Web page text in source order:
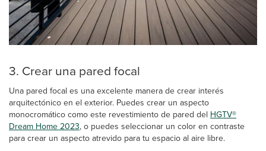
3. Crear una pared focal
Una pared focal es una excelente manera de crear interés
arquitectónico en el exterior. Puedes crear un aspecto
monocromático como este revestimiento de pared del HGTV®
Dream Home 2023, o puedes seleccionar un color en contraste
para crear un aspecto atrevido para tu espacio al aire libre.